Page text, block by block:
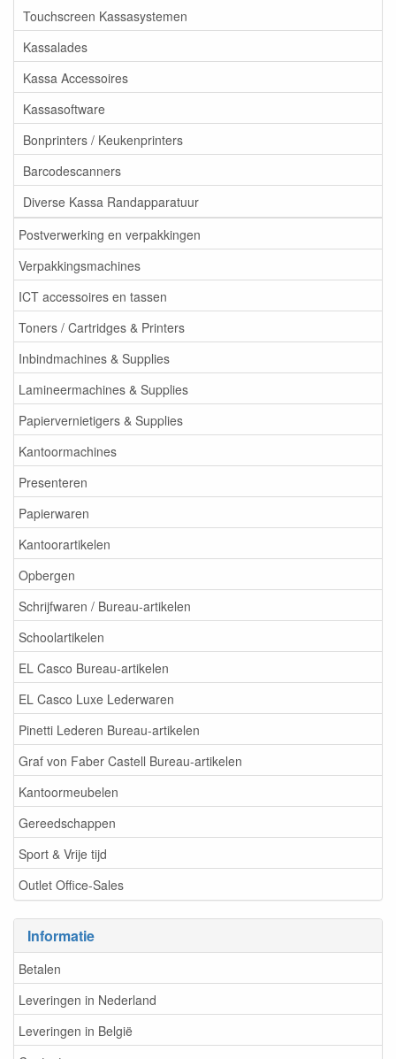
Touchscreen Kassasystemen
Kassalades
Kassa Accessoires
Kassasoftware
Bonprinters / Keukenprinters
Barcodescanners
Diverse Kassa Randapparatuur
Postverwerking en verpakkingen
Verpakkingsmachines
ICT accessoires en tassen
Toners / Cartridges & Printers
Inbindmachines & Supplies
Lamineermachines & Supplies
Papiervernietigers & Supplies
Kantoormachines
Presenteren
Papierwaren
Kantoorartikelen
Opbergen
Schrijfwaren / Bureau-artikelen
Schoolartikelen
EL Casco Bureau-artikelen
EL Casco Luxe Lederwaren
Pinetti Lederen Bureau-artikelen
Graf von Faber Castell Bureau-artikelen
Kantoormeubelen
Gereedschappen
Sport & Vrije tijd
Outlet Office-Sales
Informatie
Betalen
Leveringen in Nederland
Leveringen in België